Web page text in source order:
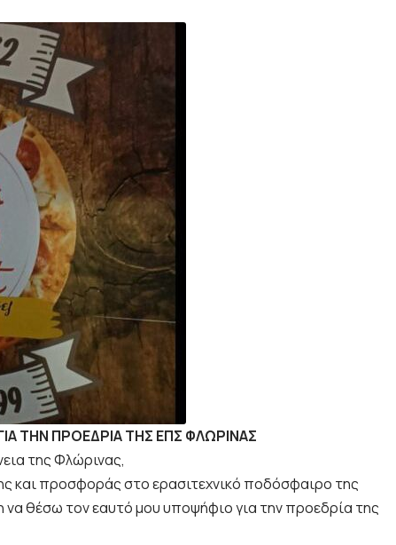
ΤΗΝ ΠΡΟΕΔΡΙΑ ΤΗΣ ΕΠΣ ΦΛΩΡΙΝΑΣ
της Φλώρινας,
και προσφοράς στο ερασιτεχνικό ποδόσφαιρο της
θέσω τον εαυτό μου υποψήφιο για την προεδρία της